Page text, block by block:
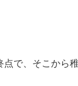
点で、そこから